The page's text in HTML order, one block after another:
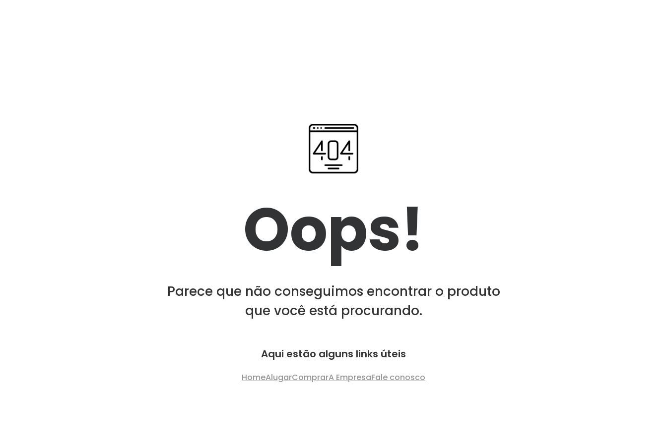
Oops!
Parece que não conseguimos encontrar o produto
que você está procurando.
Aqui estão alguns links úteis
HomeAlugarComprarA EmpresaFale conosco